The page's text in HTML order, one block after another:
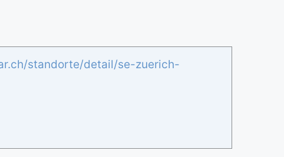
standorte/detail/se-zuerich-